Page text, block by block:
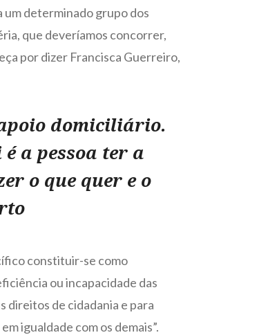
um determinado grupo dos
que deveríamos concorrer,
por dizer Francisca Guerreiro,
domiciliário.
a pessoa ter a
o que quer e o
constituir-se como
ou incapacidade das
direitos de cidadania e para
igualdade com os demais”.